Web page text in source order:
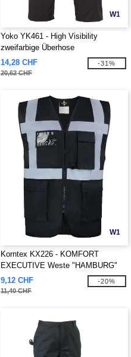
W1
Yoko YK461 - High Visibility
zweifarbige Überhose
14,28 CHF
20,62 CHF
-31%
W1
Korntex KX226 - KOMFORT
EXECUTIVE Weste "HAMBURG"
9,12 CHF
11,40 CHF
-20%